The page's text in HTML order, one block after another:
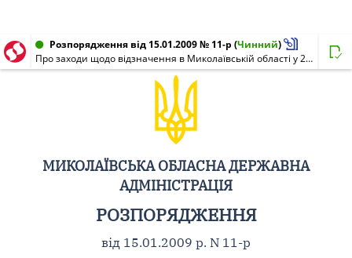
Розпорядження від 15.01.2009 № 11-р (Чинний)
Про заходи щодо відзначення в Миколаївській області у 2009 році 90-ї річниці проголошення Акта злуки Української Народної Республіки і Західно-Української Народної Республіки
МИКОЛАЇВСЬКА ОБЛАСНА ДЕРЖАВНА
АДМІНІСТРАЦІЯ
РОЗПОРЯДЖЕННЯ
від 15.01.2009 р. N 11-р